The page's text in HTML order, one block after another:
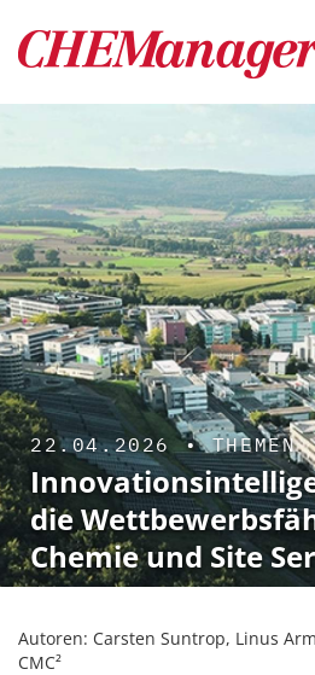
22.04.2026 •THEMEN
die
Chemie und Site
Autoren: Carsten Suntrop, Linus
CMC²